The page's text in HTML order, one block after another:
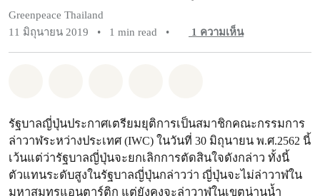
Greenpeace Thailand
11 มิถุนายน 2019
• 1 min read • 1 ความเห็น
รัฐบาลญี่ปุ่นประกาศเตรียมยุติการเป็นสมาชิกคณะกรรมการ
ล่าวาฬระหว่างประเทศ (IWC) ในวันที่ 30 มิถุนายน พ.ศ.2562 นี้
เว้นแต่ว่ารัฐบาลญี่ปุ่นจะยกเลิกการตัดสินใจดังกล่าว ทั้งนี้
ตัวแทนระดับสูงในรัฐบาลญี่ปุ่นกล่าวว่า ญี่ปุ่นจะไม่ล่าวาฬใน
มหาสมุทรแอนตาร์ติก แต่ยังคงจะล่าวาฬในเขตน่านน้ำ